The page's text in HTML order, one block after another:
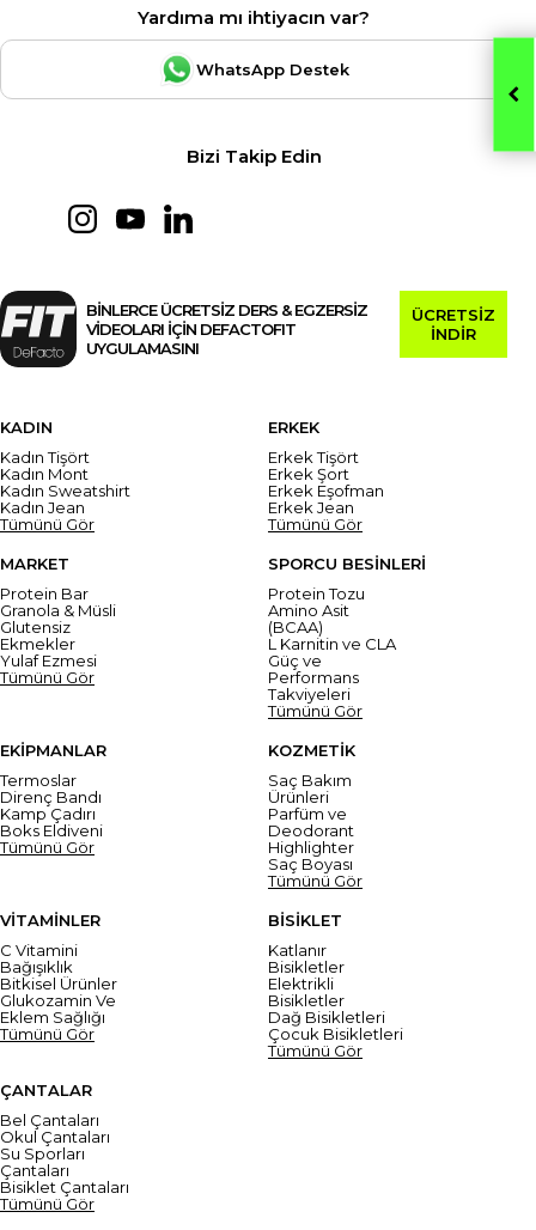
Yardıma mı ihtiyacın var?
WhatsApp Destek
Bizi Takip Edin
BİNLERCE ÜCRETSİZ DERS & EGZERSİZ
VİDEOLARI İÇİN DEFACTOFIT
UYGULAMASINI
ÜCRETSİZ
İNDİR
KADIN
Kadın Tişört
Kadın Mont
Kadın Sweatshirt
Kadın Jean
Tümünü Gör
ERKEK
Erkek Tişört
Erkek Şort
Erkek Eşofman
Erkek Jean
Tümünü Gör
MARKET
Protein Bar
Granola & Müsli
Glutensiz
Ekmekler
Yulaf Ezmesi
Tümünü Gör
SPORCU BESİNLERİ
Protein Tozu
Amino Asit
(BCAA)
L Karnitin ve CLA
Güç ve
Performans
Takviyeleri
Tümünü Gör
EKİPMANLAR
Termoslar
Direnç Bandı
Kamp Çadırı
Boks Eldiveni
Tümünü Gör
KOZMETİK
Saç Bakım
Ürünleri
Parfüm ve
Deodorant
Highlighter
Saç Boyası
Tümünü Gör
VİTAMİNLER
C Vitamini
Bağışıklık
Bitkisel Ürünler
Glukozamin Ve
Eklem Sağlığı
Tümünü Gör
BİSİKLET
Katlanır
Bisikletler
Elektrikli
Bisikletler
Dağ Bisikletleri
Çocuk Bisikletleri
Tümünü Gör
ÇANTALAR
Bel Çantaları
Okul Çantaları
Su Sporları
Çantaları
Bisiklet Çantaları
Tümünü Gör